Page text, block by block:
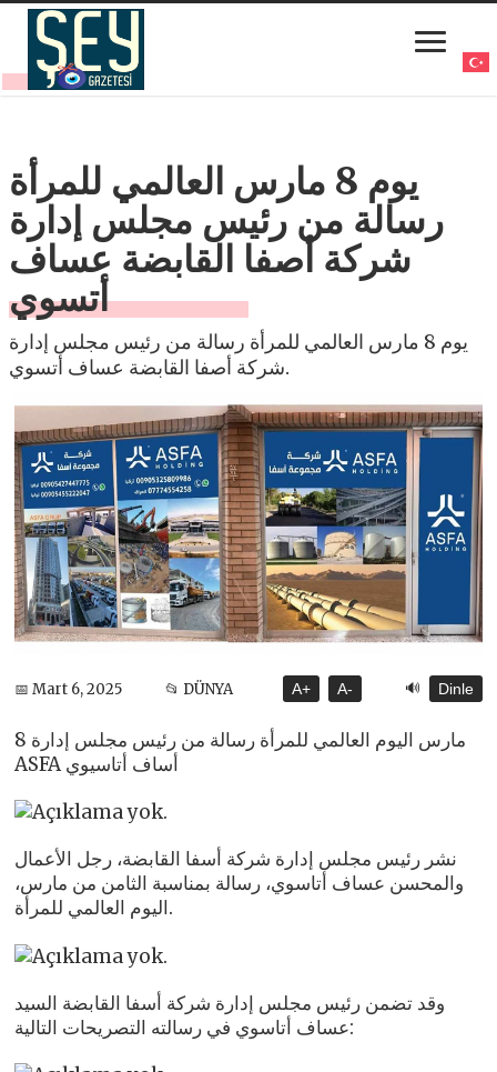
يوم 8 مارس العالمي للمرأة
رسالة من رئيس مجلس إدارة
شركة أصفا القابضة عساف
أتسوي
يوم 8 مارس العالمي للمرأة رسالة من رئيس مجلس إدارة
شركة أصفا القابضة عساف أتسوي.
📅 Mart 6, 2025 📂 DÜNYA A+ A- 🔊 Dinle
8 مارس اليوم العالمي للمرأة رسالة من رئيس مجلس إدارة
ASFA أساف أتاسيوي
نشر رئيس مجلس إدارة شركة أسفا القابضة، رجل الأعمال
والمحسن عساف أتاسوي، رسالة بمناسبة الثامن من مارس،
اليوم العالمي للمرأة.
وقد تضمن رئيس مجلس إدارة شركة أسفا القابضة السيد
عساف أتاسوي في رسالته التصريحات التالية: